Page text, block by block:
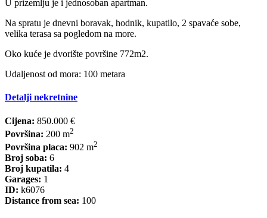
U prizemlju je i jednosoban apartman.
Na spratu je dnevni boravak, hodnik, kupatilo, 2 spavaće sobe,
velika terasa sa pogledom na more.
Oko kuće je dvorište površine 772m2.
Udaljenost od mora: 100 metara
Detalji nekretnine
Cijena: 850.000 €
Površina: 200 m2
Površina placa: 902 m2
Broj soba: 6
Broj kupatila: 4
Garages: 1
ID: k6076
Distance from sea: 100